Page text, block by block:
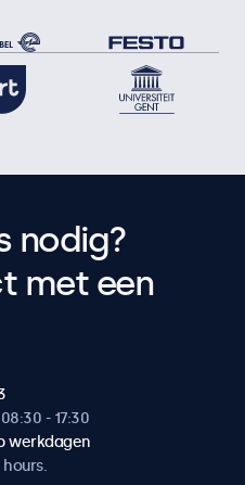
nodig?
met een
- 17:30
werkdagen